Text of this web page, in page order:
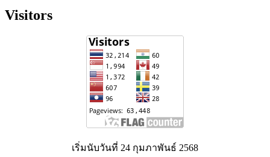
Visitors
เริ่มนับวันที่ 24 กุมภาพันธ์ 2568